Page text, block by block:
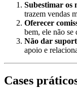
Subestimar os
trazem vendas
Oferecer
bem, ele não se
Não dar
apoio e
Cases